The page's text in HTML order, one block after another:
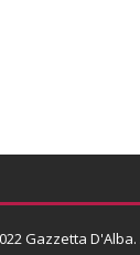
Gazzetta